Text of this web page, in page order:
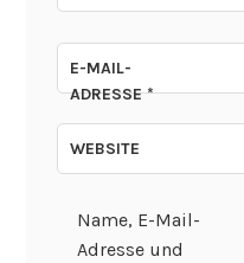
E-MAIL-
ADRESSE*
WEBSITE
Name, E-Mail-
Adresse und